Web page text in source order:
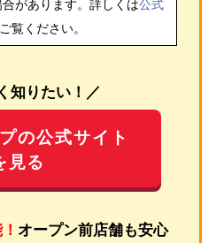
があります。詳しくは公式
覧ください。
知りたい！／
の公式サイト
見る
オープン前店舗も安心